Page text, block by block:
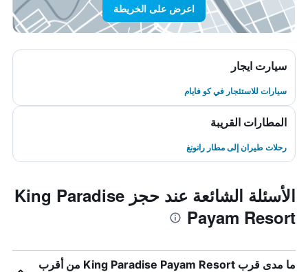
اعرض على الخريطة
سيارت ايجار
سيارات للاستئجار في كو فايام
المطارات القريبة
رحلات طيران إلى مطار رانونغ
الأسئلة الشائعة عند حجز King Paradise
Payam Resort
ما مدى قرب King Paradise Payam Resort من أقرب